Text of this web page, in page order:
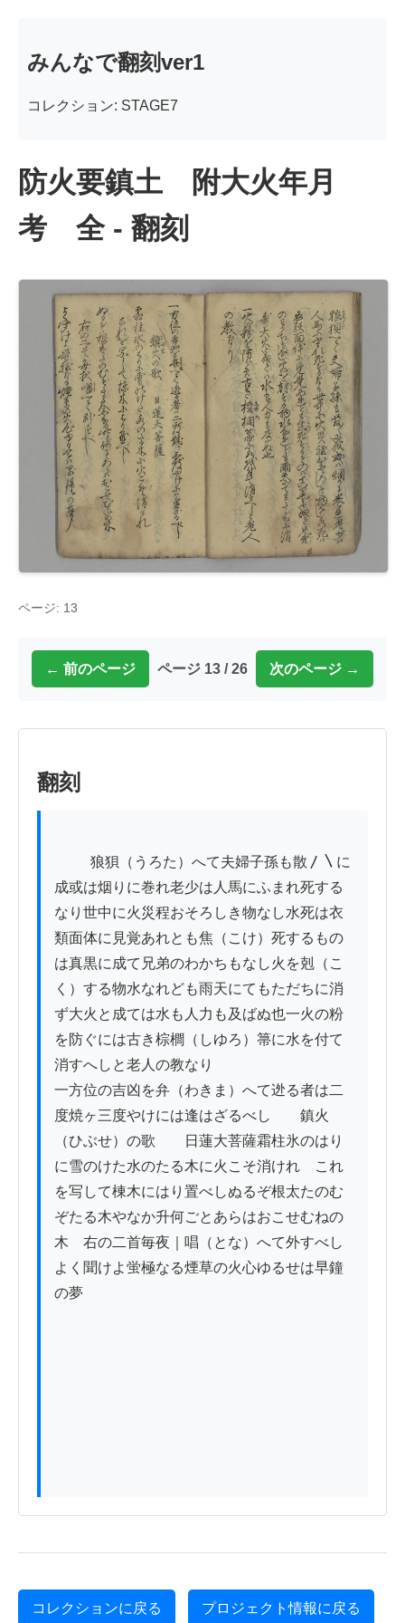
みんなで翻刻ver1
コレクション: STAGE7
防火要鎮土 附大火年月
考 全 - 翻刻
ページ: 13
← 前のページ ページ 13 / 26 次のページ →
翻刻
成或は烟りに巻れ老少は人馬にふまれ死する
なり世中に火災程おそろしき物なし水死は衣
類面体に見覚あれとも焦（こけ）死するもの
は真黒に成て兄弟のわかちもなし火を剋（こ
く）する物水なれども雨天にてもただちに消
ず大火と成ては水も人力も及ばぬ也一火の粉
を防ぐには古き棕櫚（しゆろ）箒に水を付て
消すへしと老人の教なり
一方位の吉凶を弁（わきま）へて迯る者は二
度焼ヶ三度やけには逢はざるべし　　鎮火
（ひぶせ）の歌　　日蓮大菩薩霜柱氷のはり
に雪のけた水のたる木に火こそ消けれ　これ
を写して棟木にはり置べしぬるぞ根太たのむ
ぞたる木やなか升何ごとあらはおこせむねの
木　右の二首毎夜｜唱（とな）へて外すべし
よく聞けよ蛍極なる煙草の火心ゆるせは早鐘
の夢
コレクションに戻る プロジェクト情報に戻る